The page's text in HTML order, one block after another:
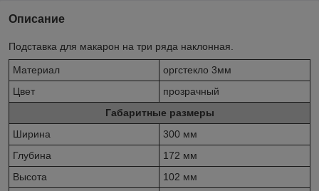
Описание
Подставка для макарон на три ряда наклонная.
Материал
оргстекло 3мм
Цвет
прозрачный
Габаритные размеры
Ширина
300 мм
Глубина
172 мм
Высота
102 мм